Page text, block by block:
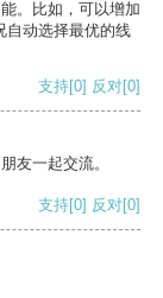
。比如，可以增加
自动选择最优的线
支持[0] 反对[0]
友一起交流。
支持[0] 反对[0]